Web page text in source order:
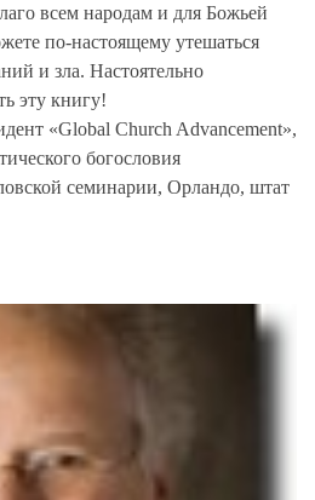
всем народам и для Божьей
по-настоящему утешаться
и зла. Настоятельно
эту книгу!
«Global Church Advancement»,
богословия
семинарии, Орландо, штат